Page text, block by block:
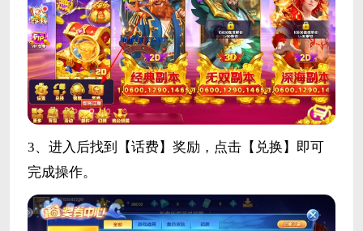
3、进入后找到【话费】奖励，点击【兑换】即可
完成操作。